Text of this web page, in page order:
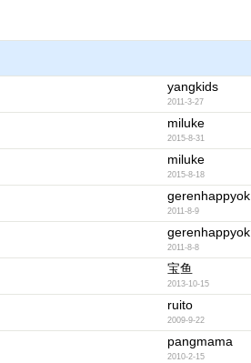
yangkids
2011-3-27
miluke
2015-8-31
miluke
2015-8-18
gerenhappyok
2011-8-9
gerenhappyok
2011-8-8
宝鱼
2013-10-15
ruito
2009-9-22
pangmama
2010-2-15